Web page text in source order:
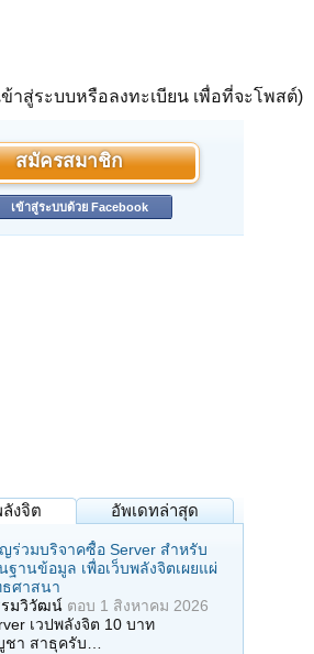
าสู่ระบบหรือลงทะเบียน เพื่อที่จะโพสต์)
สมัครสมาชิก
เข้าสู่ระบบด้วย Facebook
ลังจิต อัพเดทล่าสุด
ร่วมบริจาคซื้อ Server สำหรับ
ฐานข้อมูล เพื่อเว็บพลังจิตเผยแผ่
ศาสนา
รมวิวัฒน์ ตอบ 1 สิงหาคม 2026
เวปพลังจิต 10 บาท
ชา สาธุครับ…